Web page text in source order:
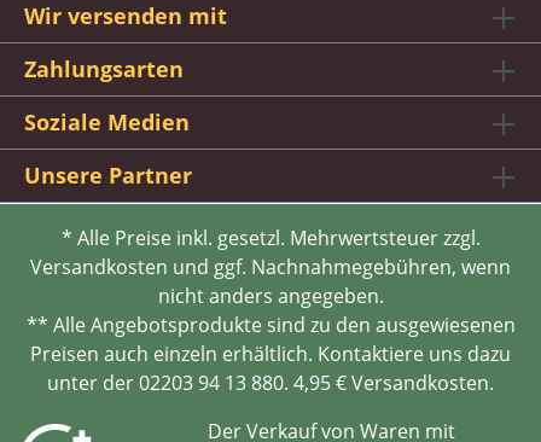
Wir versenden mit
Zahlungsarten
Soziale Medien
Unsere Partner
* Alle Preise inkl. gesetzl. Mehrwertsteuer zzgl.
Versandkosten und ggf. Nachnahmegebühren, wenn
nicht anders angegeben.
** Alle Angebotsprodukte sind zu den ausgewiesenen
Preisen auch einzeln erhältlich. Kontaktiere uns dazu
unter der 02203 94 13 880. 4,95 € Versandkosten.
Der Verkauf von Waren mit